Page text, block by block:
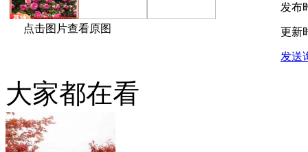
点击图片查看原图
发布
更新
发送
大家都在看